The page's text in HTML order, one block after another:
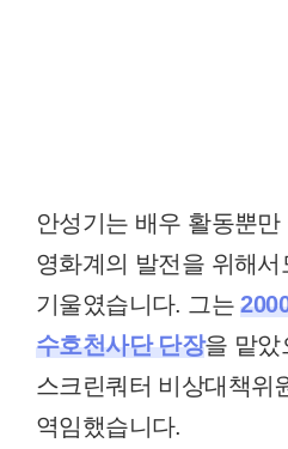
안성기는 배우 활동뿐
영화계의 발전을 위해
기울였습니다. 그는
수호천사단 단장을 맡았
스크린쿼터 비상대책위
역임했습니다.